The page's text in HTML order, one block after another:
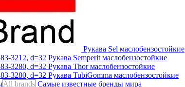
Рукава Sel маслобензостойкие
Рукава Semperit маслобензостойкие
Рукава Thorмаслобензостойкие
Рукава TubiGomma маслобензостойкие
All brands Самые известные бренды мира